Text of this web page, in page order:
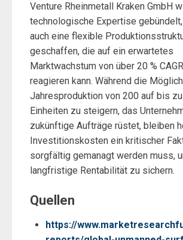
Venture Rheinmetall Kraken GmbH
technologische Expertise
auch eine flexible
geschaffen, die auf ein erwartetes
Marktwachstum von über 20 %
reagieren kann. Während die
Jahresproduktion von 200 auf bis
Einheiten zu steigern, das
zukünftige Aufträge rüstet, bleiben
Investitionskosten ein kritischer
sorgfältig gemanagt werden muss,
langfristige Rentabilität zu sichern.
Quellen
https://